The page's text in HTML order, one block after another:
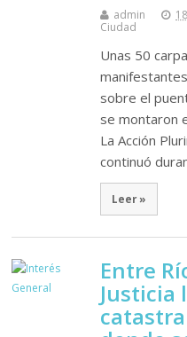
admin
Ciudad
Unas 50
sobre el
se montaron
La Acción
continuó
Leer »
Entre
Justicia